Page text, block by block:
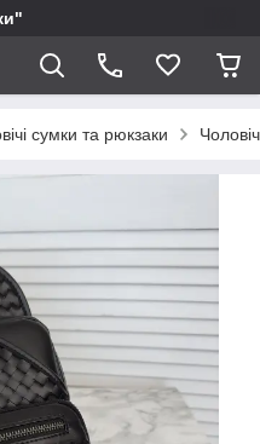
сумки та рюкзаки